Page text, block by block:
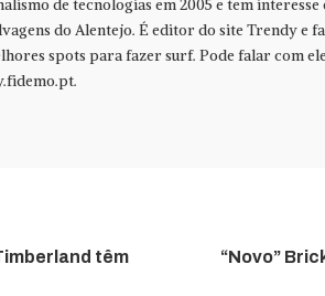
de tecnologias em 2005 e tem
do Alentejo. É editor do site Trendy e
spots para fazer surf. Pode falar com
.
têm
“Novo”